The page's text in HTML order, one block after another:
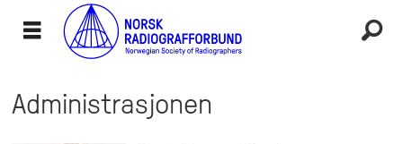
Administrasjonen
Administrasjonen